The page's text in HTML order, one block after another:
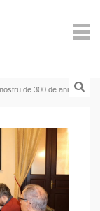
de 300 de ani